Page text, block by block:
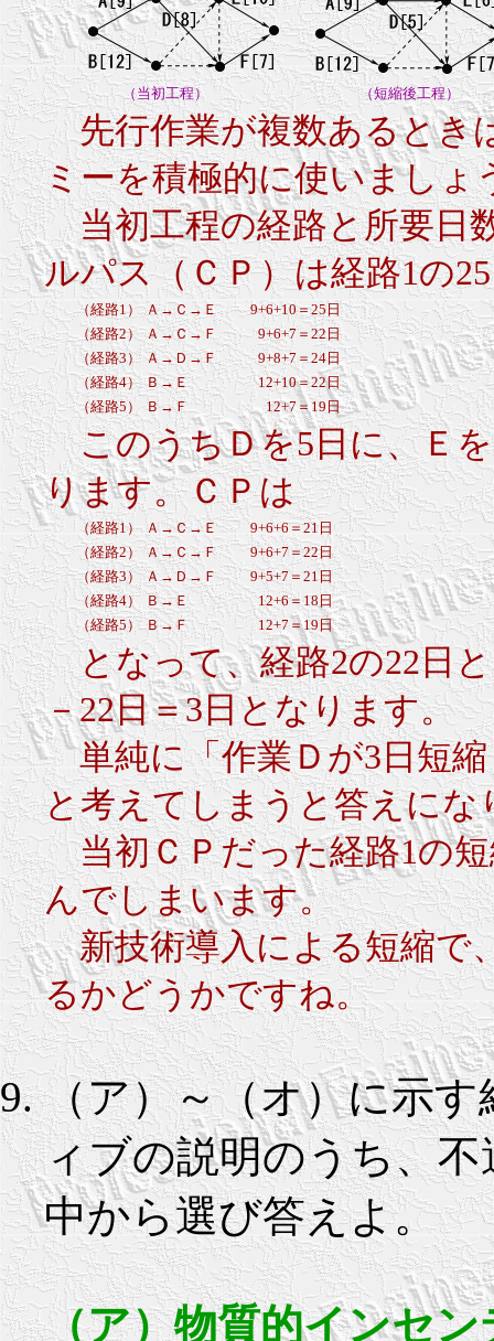
（当初工程） （短縮後工程）
先行作業が複数あるとき
ミーを積極的に使いましょ
当初工程の経路と所要日
ルパス（ＣＰ）は経路1の
（経路1） Ａ→Ｃ→Ｅ 9+6+10＝25日
（経路2） Ａ→Ｃ→Ｆ
9+6+7＝22日
（経路3） Ａ→Ｄ→Ｆ
9+8+7＝24日
（経路4） Ｂ→Ｅ
12+10＝22日
（経路5） Ｂ→Ｆ 12+7＝19日
このうちＤを5日に、Ｅを
ります。ＣＰは
（経路1） Ａ→Ｃ→Ｅ 9+6+6＝21日
（経路2） Ａ→Ｃ→Ｆ 9+6+7＝22日
（経路3） Ａ→Ｄ→Ｆ 9+5+7＝21日
（経路4） Ｂ→Ｅ
12+6＝18日
（経路5） Ｂ→Ｆ 12+7＝19日
となって、経路2の22日と
－22日＝3日となります。
単純に「作業Ｄが3日短縮
と考えてしまうと答えにな
当初ＣＰだった経路1の短
んでしまいます。
新技術導入による短縮で
るかどうかですね。
（ア）～（オ）に示
ィブの説明のうち、
中から選び答えよ。
（ア）物質的インセ